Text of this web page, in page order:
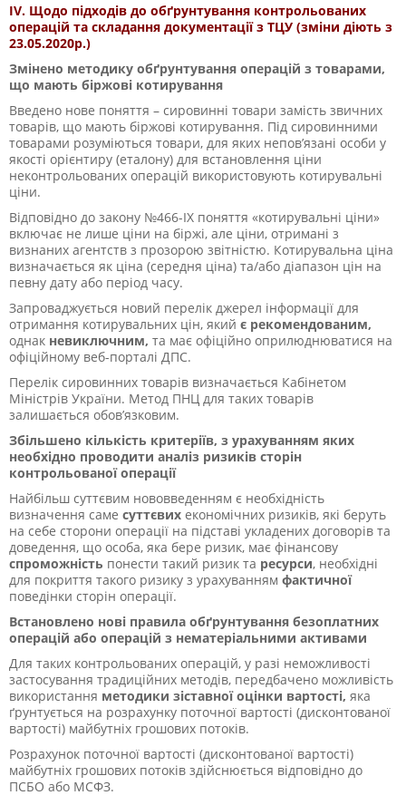
IV. Щодо підходів до обґрунтування контрольованих
операцій та складання документації з ТЦУ (зміни діють з
23.05.2020р.)
Змінено методику обґрунтування операцій з товарами,
що мають біржові котирування
Введено нове поняття – сировинні товари замість звичних
товарів, що мають біржові котирування. Під сировинними
товарами розуміються товари, для яких непов’язані особи у
якості орієнтиру (еталону) для встановлення ціни
неконтрольованих операцій використовують котирувальні
ціни.
Відповідно до закону №466-ІХ поняття «котирувальні ціни»
включає не лише ціни на біржі, але ціни, отримані з
визнаних агентств з прозорою звітністю. Котирувальна ціна
визначається як ціна (середня ціна) та/або діапазон цін на
певну дату або період часу.
Запроваджується новий перелік джерел інформації для
отримання котирувальних цін, який є рекомендованим,
однак невиключним, та має офіційно оприлюднюватися на
офіційному веб-порталі ДПС.
Перелік сировинних товарів визначається Кабінетом
Міністрів України. Метод ПНЦ для таких товарів
залишається обов’язковим.
Збільшено кількість критеріїв, з урахуванням яких
необхідно проводити аналіз ризиків сторін
контрольованої операції
Найбільш суттєвим нововведенням є необхідність
визначення саме суттєвих економічних ризиків, які беруть
на себе сторони операції на підставі укладених договорів та
доведення, що особа, яка бере ризик, має фінансову
спроможність понести такий ризик та ресурси, необхідні
для покриття такого ризику з урахуванням фактичної
поведінки сторін операції.
Встановлено нові правила обґрунтування безоплатних
операцій або операцій з нематеріальними активами
Для таких контрольованих операцій, у разі неможливості
застосування традиційних методів, передбачено можливість
використання методики зіставної оцінки вартості, яка
ґрунтується на розрахунку поточної вартості (дисконтованої
вартості) майбутніх грошових потоків.
Розрахунок поточної вартості (дисконтованої вартості)
майбутніх грошових потоків здійснюється відповідно до
ПСБО або МСФЗ.